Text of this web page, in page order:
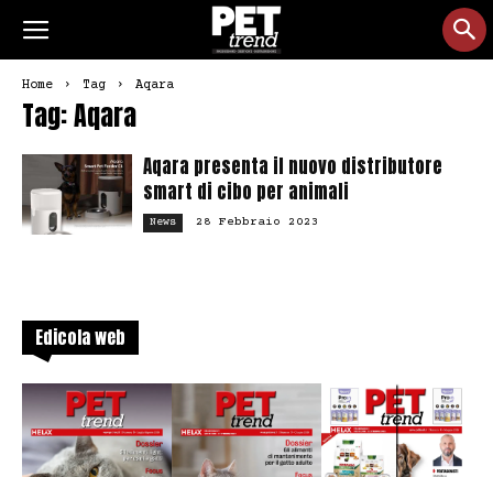
Home Tag Aqara
Tag: Aqara
Aqara presenta il nuovo distributore
smart di cibo per animali
News 28 Febbraio 2023
Edicola web